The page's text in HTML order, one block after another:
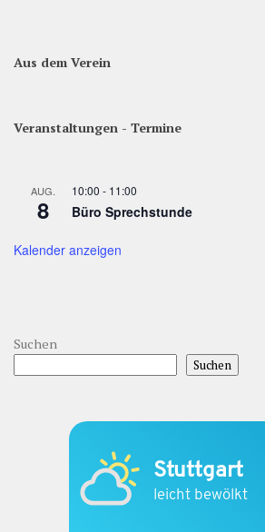
Aus dem Verein
Veranstaltungen - Termine
AUG.
8
10:00 - 11:00
Büro Sprechstunde
Kalender anzeigen
Suchen
Suchen
Stuttgart
leicht bewölkt